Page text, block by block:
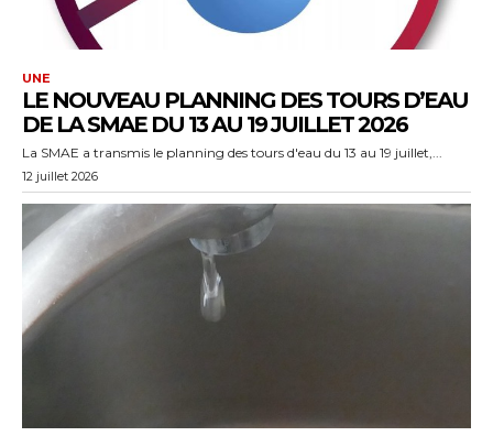
UNE
LE NOUVEAU PLANNING DES TOURS D’EAU
DE LA SMAE DU 13 AU 19 JUILLET 2026
La SMAE a transmis le planning des tours d'eau du 13 au 19 juillet,...
12 juillet 2026